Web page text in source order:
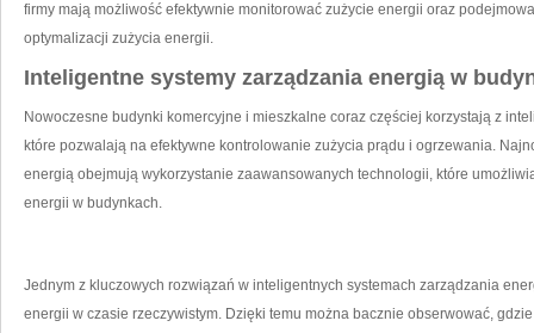
⁣firmy mają możliwość efektywnie monitorować ⁣zużycie energii ⁢oraz
optymalizacji zużycia energii.
Inteligentne systemy zarządzania energią w
Nowoczesne budynki komercyjne ⁣i mieszkalne coraz częściej korzystają z⁤
które pozwalają na⁢ efektywne kontrolowanie zużycia prądu⁢ i ogrzewania.
⁤energią obejmują⁤ wykorzystanie zaawansowanych⁤ technologii, które
energii w⁤ budynkach.
Jednym z kluczowych‍ rozwiązań w inteligentnych systemach zarządzania⁣
energii w czasie rzeczywistym. Dzięki temu można‌ bacznie obserwować,